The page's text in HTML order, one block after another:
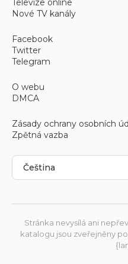
Televize online
Nové TV kanály
Facebook
Twitter
Telegram
O webu
DMCA
Zásady ochrany osobních
Zpětná vazba
Stránka nevysílá ani
katalogu jsou zveřejněny